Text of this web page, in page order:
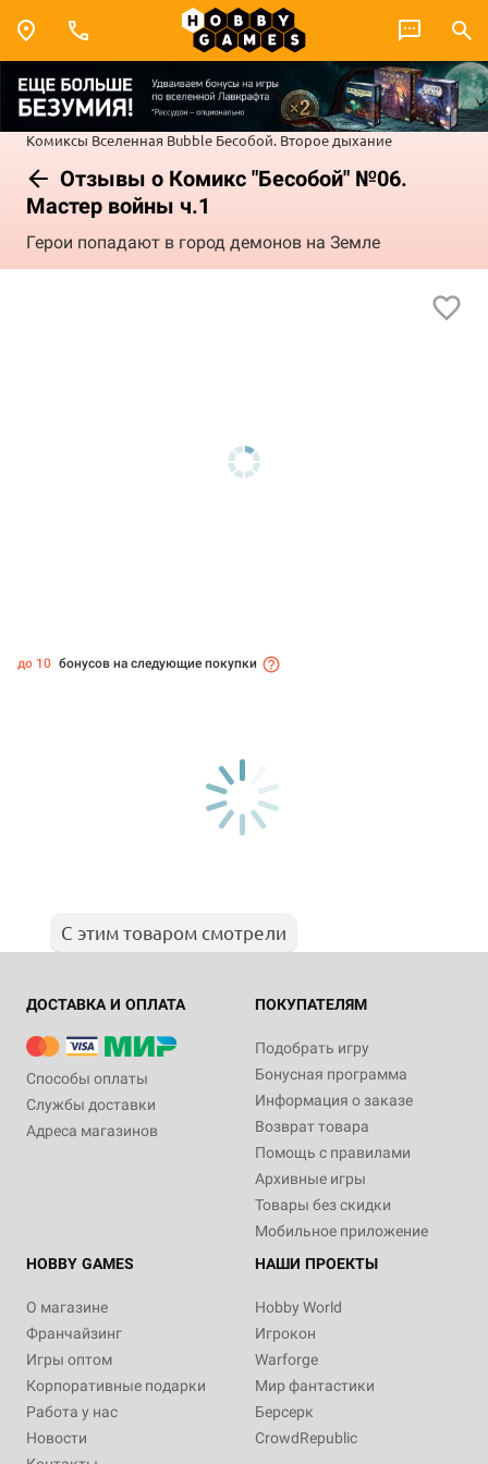
Комиксы Вселенная Bubble Бесобой. Второе дыхание
Отзывы о Комикс "Бесобой" №06.
Мастер войны ч.1
Герои попадают в город демонов на Земле
до 10 бонусов на следующие покупки
С этим товаром смотрели
ДОСТАВКА И ОПЛАТА
Способы оплаты
Службы доставки
Адреса магазинов
ПОКУПАТЕЛЯМ
Подобрать игру
Бонусная программа
Информация о заказе
Возврат товара
Помощь с правилами
Архивные игры
Товары без скидки
Мобильное приложение
HOBBY GAMES
О магазине
Франчайзинг
Игры оптом
Корпоративные подарки
Работа у нас
Новости
НАШИ ПРОЕКТЫ
Hobby World
Игрокон
Warforge
Мир фантастики
Берсерк
CrowdRepublic